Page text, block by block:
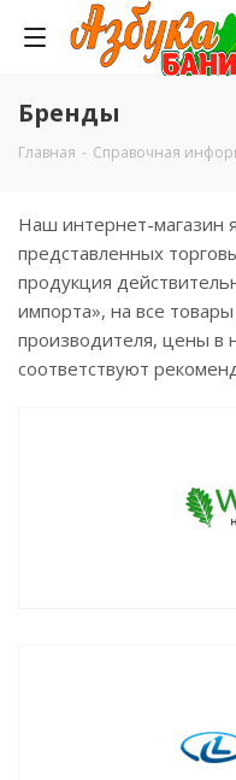
Бренды
Главная - Справочная
Наш интернет-магазин
представленных
продукция
импорта», на все
производителя, цены в
соответствуют